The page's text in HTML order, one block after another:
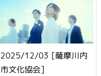
2025/12/03 [薩摩川内
市文化協会]